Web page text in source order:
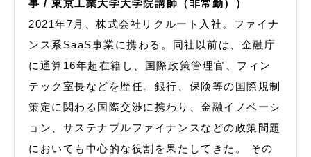
事 / 東京工業大学大学院講師（非常勤））
2021年7月、株式会社リクルート入社。ファイナ
ンス系SaaS事業に携わる。同社以前は、金融庁
に通算16年超在籍し、国際政策管理官、フィン
テック室長などを歴任。銀行、保険等の国際規制
策定に関わる国際交渉に携わり、金融イノベーシ
ョン、サステナブルファイナンスなどの政策問題
においても中心的な役割を果たしてきた。 その